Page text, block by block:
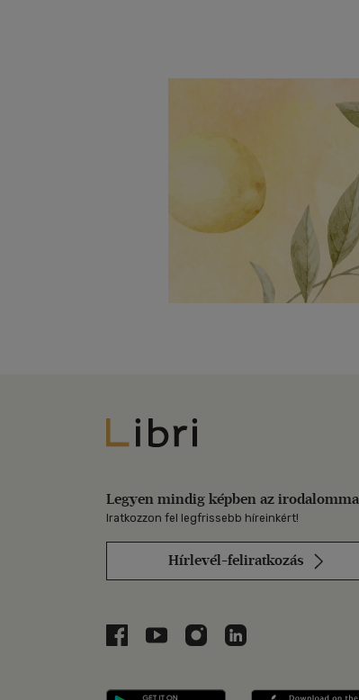
Libri
Legyen mindig képben az
Iratkozzon fel legfrissebb híreinkért!
Hírlevél-feliratkozás
Libri a Facebookon
Libri a Youtube-on
Libri az Instagramon
Libri a LinkedInen